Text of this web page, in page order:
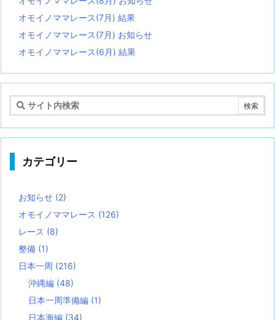
オモイノママレース(7月) 結果
オモイノママレース(7月) お知らせ
オモイノママレース(6月) 結果
カテゴリー
お知らせ (2)
オモイノママレース (126)
レース (8)
整備 (1)
日本一周 (216)
沖縄編 (48)
日本一周準備編 (1)
日本海編 (34)